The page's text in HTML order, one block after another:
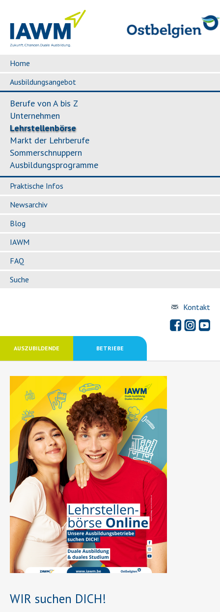
Home
Ausbildungsangebot
Berufe von A bis Z
Unternehmen
Lehrstellenbörse
Markt der Lehrberufe
Sommerschnuppern
Ausbildungsprogramme
Praktische Infos
Newsarchiv
Blog
IAWM
FAQ
Suche
Kontakt
AUSZUBILDENDE BETRIEBE
WIR suchen DICH!